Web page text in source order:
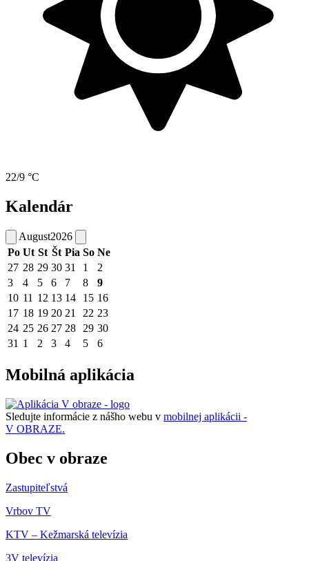
22/9 °C
Kalendár
August2026
Po Ut St Št Pia So Ne
27 28 29 30 31 1
2
3
4 5 6 7 8
9
10 11 12 13 14 15 16
17 18 19 20 21 22 23
24 25 26 27 28 29 30
31 1 2 3 4 5 6
Mobilná aplikácia
Sledujte informácie z nášho webu v mobilnej aplikácii -
V OBRAZE.
Obec v obraze
Zastupiteľstvá
Vrbov TV
KTV – Kežmarská televízia
3V televízia